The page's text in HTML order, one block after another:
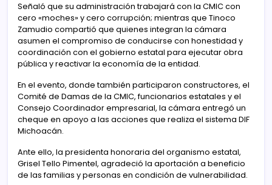
Señaló que su administración trabajará con la CMIC con
cero «moches» y cero corrupción; mientras que Tinoco
Zamudio compartió que quienes integran la cámara
asumen el compromiso de conducirse con honestidad y
coordinación con el gobierno estatal para ejecutar obra
pública y reactivar la economía de la entidad.
En el evento, donde también participaron constructores, el
Comité de Damas de la CMIC, funcionarios estatales y el
Consejo Coordinador empresarial, la cámara entregó un
cheque en apoyo a las acciones que realiza el sistema DIF
Michoacán.
Ante ello, la presidenta honoraria del organismo estatal,
Grisel Tello Pimentel, agradeció la aportación a beneficio
de las familias y personas en condición de vulnerabilidad.